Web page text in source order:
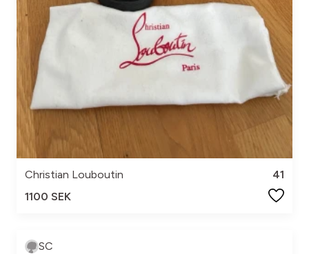
Christian Louboutin
41
1100 SEK
SC